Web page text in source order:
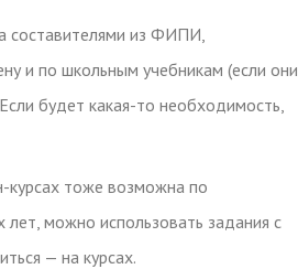
составителями из ФИПИ,
и по школьным учебникам (если они
будет какая-то необходимость,
курсах тоже возможна по
можно использовать задания с
— на курсах.